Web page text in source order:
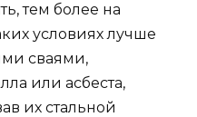
тем более на
условиях лучше
сваями,
или асбеста,
их стальной